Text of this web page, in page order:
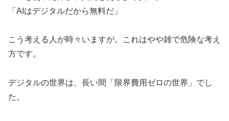
「AIはデジタルだから無料だ」
こう考える人が時々いますが。これはやや雑で危険な考え
方です。
デジタルの世界は、長い間「限界費用ゼロの世界」でし
た。